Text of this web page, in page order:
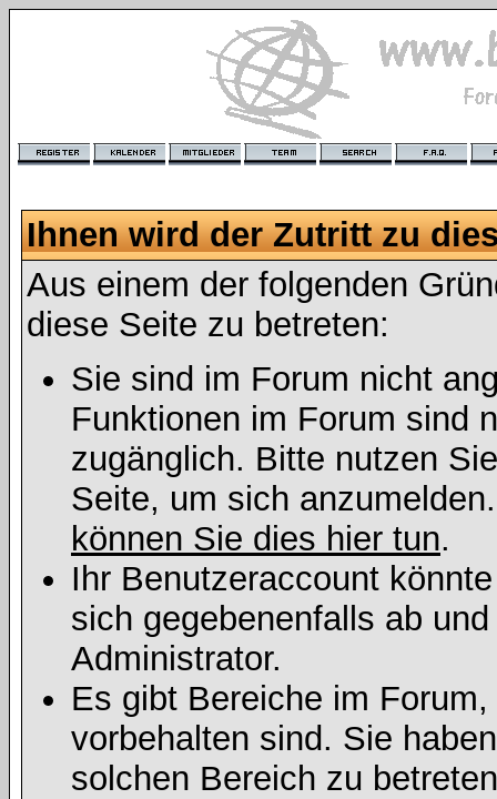
Ihnen wird der Zutritt zu
Aus einem der folgenden
diese Seite zu betreten:
Sie sind im Forum nicht
Funktionen im Forum sind
zugänglich. Bitte nutzen
Seite, um sich
können Sie dies hier tun.
Ihr Benutzeraccount
sich gegebenenfalls ab
Administrator.
Es gibt Bereiche im
vorbehalten sind. Sie
solchen Bereich zu